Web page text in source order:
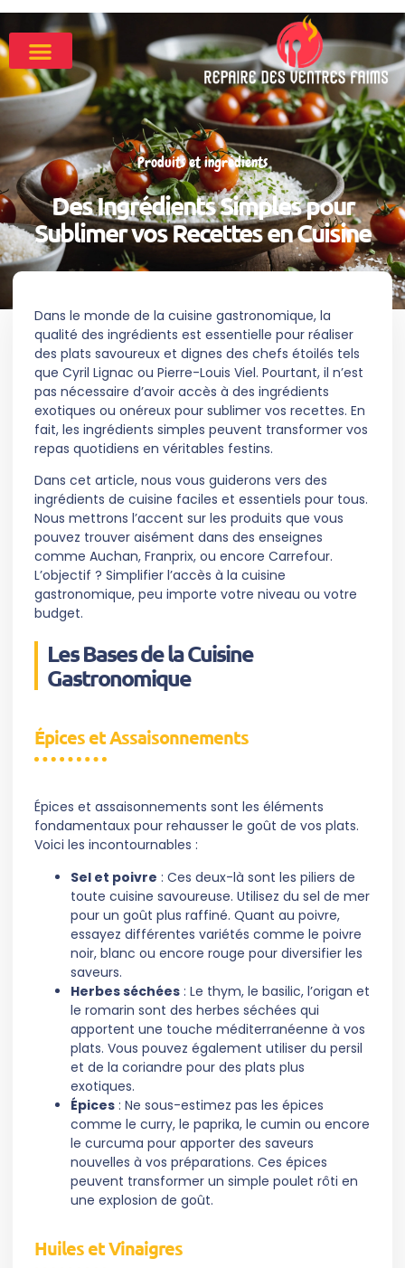
Produits et ingrédients
Des Ingrédients Simples pour
Sublimer vos Recettes en Cuisine
Dans le monde de la cuisine gastronomique, la
qualité des ingrédients est essentielle pour réaliser
des plats savoureux et dignes des chefs étoilés tels
que Cyril Lignac ou Pierre-Louis Viel. Pourtant, il n’est
pas nécessaire d’avoir accès à des ingrédients
exotiques ou onéreux pour sublimer vos recettes. En
fait, les ingrédients simples peuvent transformer vos
repas quotidiens en véritables festins.
Dans cet article, nous vous guiderons vers des
ingrédients de cuisine faciles et essentiels pour tous.
Nous mettrons l’accent sur les produits que vous
pouvez trouver aisément dans des enseignes
comme Auchan, Franprix, ou encore Carrefour.
L’objectif ? Simplifier l’accès à la cuisine
gastronomique, peu importe votre niveau ou votre
budget.
Les Bases de la Cuisine
Gastronomique
Épices et Assaisonnements
Épices et assaisonnements sont les éléments
fondamentaux pour rehausser le goût de vos plats.
Voici les incontournables :
Sel et poivre : Ces deux-là sont les piliers de
toute cuisine savoureuse. Utilisez du sel de mer
pour un goût plus raffiné. Quant au poivre,
essayez différentes variétés comme le poivre
noir, blanc ou encore rouge pour diversifier les
saveurs.
Herbes séchées : Le thym, le basilic, l’origan et
le romarin sont des herbes séchées qui
apportent une touche méditerranéenne à vos
plats. Vous pouvez également utiliser du persil
et de la coriandre pour des plats plus
exotiques.
Épices : Ne sous-estimez pas les épices
comme le curry, le paprika, le cumin ou encore
le curcuma pour apporter des saveurs
nouvelles à vos préparations. Ces épices
peuvent transformer un simple poulet rôti en
une explosion de goût.
Huiles et Vinaigres